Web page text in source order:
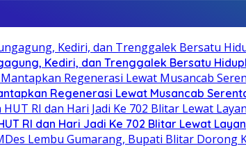
Kediri, dan Trenggalek Bersatu
Regenerasi Lewat Musancab
RI dan Hari Jadi Ke 702 Blitar Lewat